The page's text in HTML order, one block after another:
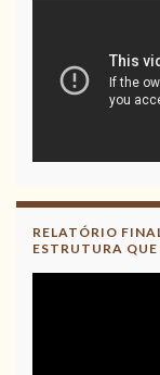
RELATÓRIO
ESTRUTURA